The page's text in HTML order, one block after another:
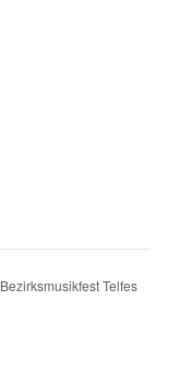
Bezirksmusikfest Telfes